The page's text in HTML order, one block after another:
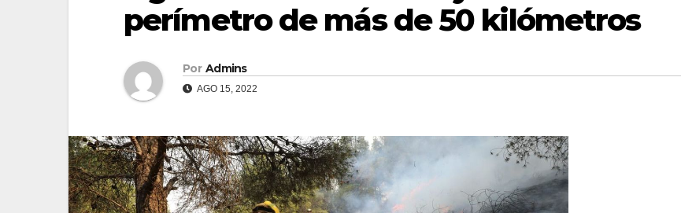
perímetro de más de 50 kilómetros
Por Admins
AGO 15, 2022